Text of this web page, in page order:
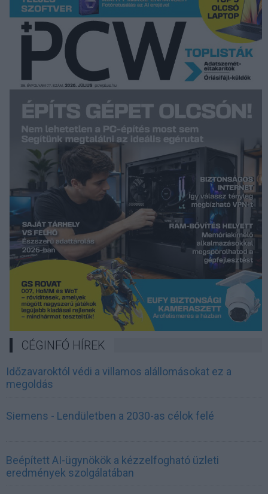
CÉGINFÓ HÍREK
Időzavaroktól védi a villamos alállomásokat ez a
megoldás
Siemens - Lendületben a 2030-as célok felé
Beépített AI-ügynökök a kézzelfogható üzleti
eredmények szolgálatában